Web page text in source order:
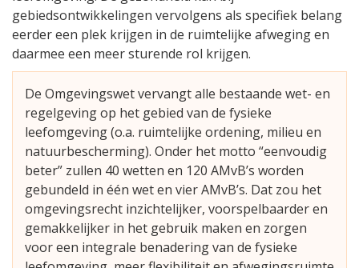
gebiedsontwikkelingen vervolgens als specifiek belang
eerder een plek krijgen in de ruimtelijke afweging en
daarmee een meer sturende rol krijgen.
De Omgevingswet vervangt alle bestaande wet- en
regelgeving op het gebied van de fysieke
leefomgeving (o.a. ruimtelijke ordening, milieu en
natuurbescherming). Onder het motto “eenvoudig
beter” zullen 40 wetten en 120 AMvB’s worden
gebundeld in één wet en vier AMvB’s. Dat zou het
omgevingsrecht inzichtelijker, voorspelbaarder en
gemakkelijker in het gebruik maken en zorgen
voor een integrale benadering van de fysieke